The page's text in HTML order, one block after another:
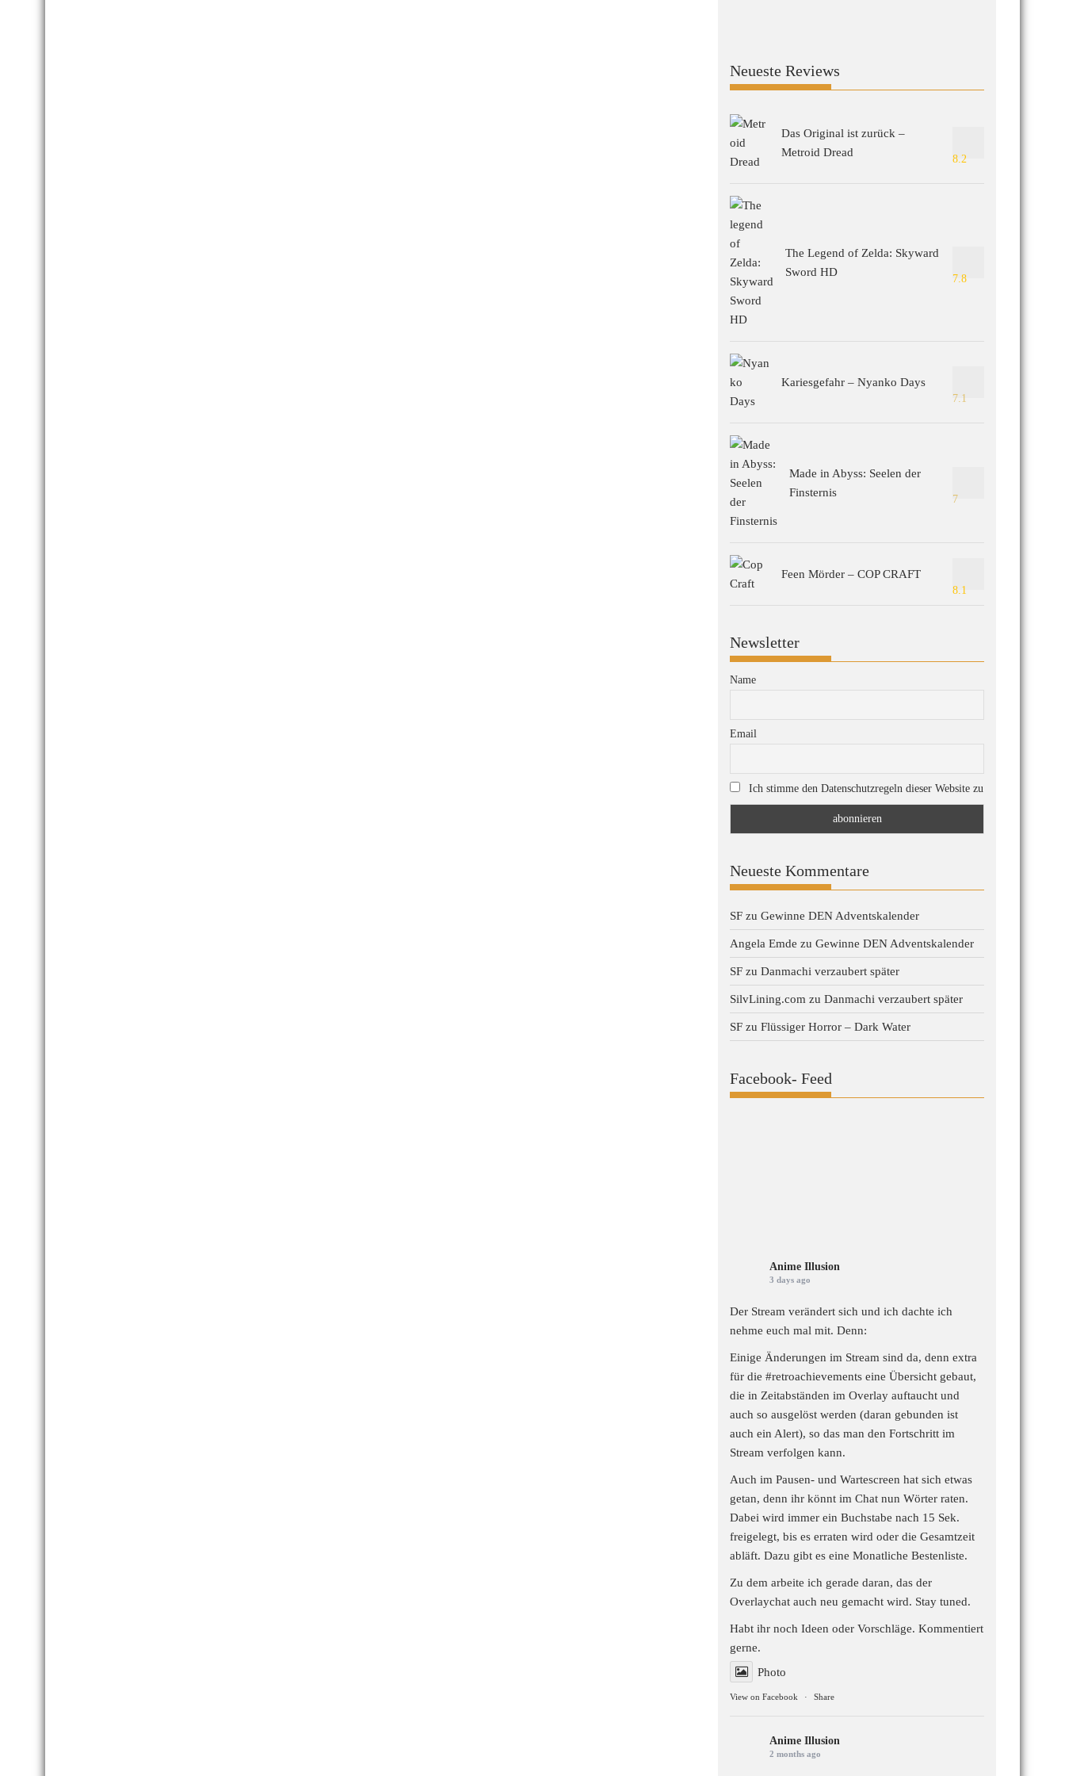
Neueste Reviews
Das Original ist zurück –
Metroid Dread
8.2
The Legend of Zelda: Skyward
Sword HD
7.8
Kariesgefahr – Nyanko Days
7.1
Made in Abyss: Seelen der
Finsternis
7
Feen Mörder – COP CRAFT
8.1
Newsletter
Name
Email
Ich stimme den Datenschutzregeln dieser Website zu
Neueste Kommentare
SF zu Gewinne DEN Adventskalender
Angela Emde zu Gewinne DEN Adventskalender
SF zu Danmachi verzaubert später
SilvLining.com zu Danmachi verzaubert später
SF zu Flüssiger Horror – Dark Water
Facebook- Feed
Anime Illusion
3 days ago
Der Stream verändert sich und ich dachte ich
nehme euch mal mit. Denn:
Einige Änderungen im Stream sind da, denn extra
für die #retroachievements eine Übersicht gebaut,
die in Zeitabständen im Overlay auftaucht und
auch so ausgelöst werden (daran gebunden ist
auch ein Alert), so das man den Fortschritt im
Stream verfolgen kann.
Auch im Pausen- und Wartescreen hat sich etwas
getan, denn ihr könnt im Chat nun Wörter raten.
Dabei wird immer ein Buchstabe nach 15 Sek.
freigelegt, bis es erraten wird oder die Gesamtzeit
abläft. Dazu gibt es eine Monatliche Bestenliste.
Zu dem arbeite ich gerade daran, das der
Overlaychat auch neu gemacht wird. Stay tuned.
Habt ihr noch Ideen oder Vorschläge. Kommentiert
gerne.
Photo
View on Facebook · Share
Anime Illusion
2 months ago